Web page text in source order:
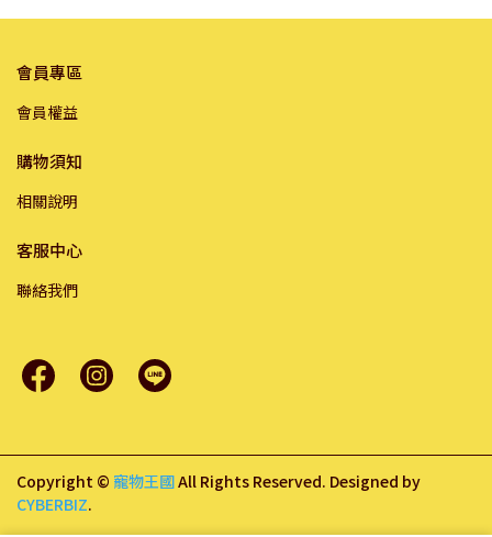
會員專區
會員權益
購物須知
相關說明
客服中心
聯絡我們
Copyright © 寵物王國All Rights Reserved. Designed by
CYBERBIZ.